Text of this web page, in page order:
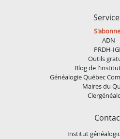
ADN
PRDH-
Outils
Blog de
Généalogie Québec
Maires du
Institut